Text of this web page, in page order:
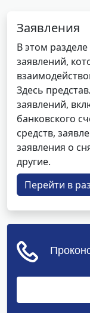
Заявления
В этом
заявлений,
Здесь
заявлений,
банковского
средств,
заявления о
другие.
Перейти в